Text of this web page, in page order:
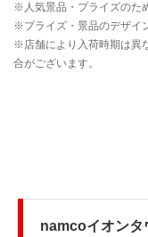
namcoイオンタ